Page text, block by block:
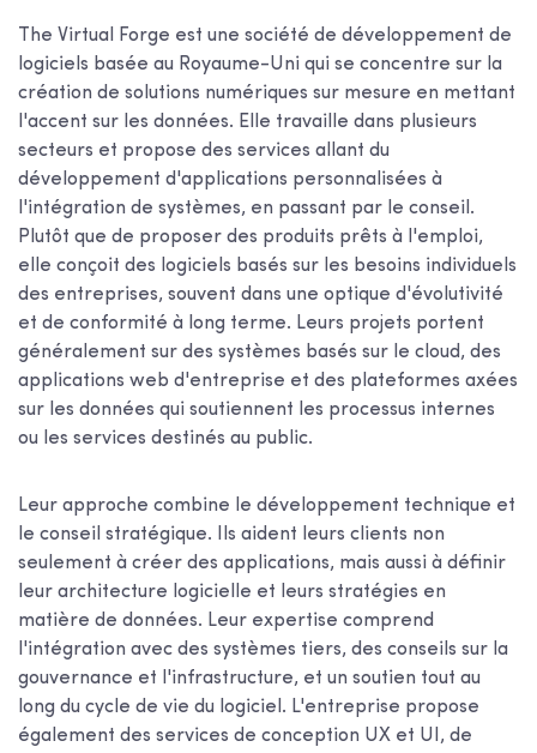
The Virtual Forge est une société de développement de
logiciels basée au Royaume-Uni qui se concentre sur la
création de solutions numériques sur mesure en mettant
l'accent sur les données. Elle travaille dans plusieurs
secteurs et propose des services allant du
développement d'applications personnalisées à
l'intégration de systèmes, en passant par le conseil.
Plutôt que de proposer des produits prêts à l'emploi,
elle conçoit des logiciels basés sur les besoins individuels
des entreprises, souvent dans une optique d'évolutivité
et de conformité à long terme. Leurs projets portent
généralement sur des systèmes basés sur le cloud, des
applications web d'entreprise et des plateformes axées
sur les données qui soutiennent les processus internes
ou les services destinés au public.
Leur approche combine le développement technique et
le conseil stratégique. Ils aident leurs clients non
seulement à créer des applications, mais aussi à définir
leur architecture logicielle et leurs stratégies en
matière de données. Leur expertise comprend
l'intégration avec des systèmes tiers, des conseils sur la
gouvernance et l'infrastructure, et un soutien tout au
long du cycle de vie du logiciel. L'entreprise propose
également des services de conception UX et UI, de